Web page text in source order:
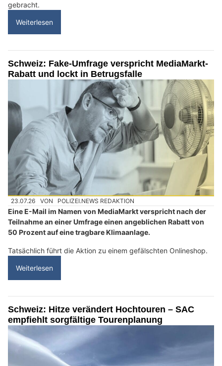
gebracht.
Weiterlesen
Schweiz: Fake-Umfrage verspricht MediaMarkt-
Rabatt und lockt in Betrugsfalle
23.07.26 VON POLIZEI.NEWS REDAKTION
Eine E-Mail im Namen von MediaMarkt verspricht nach der
Teilnahme an einer Umfrage einen angeblichen Rabatt von
50 Prozent auf eine tragbare Klimaanlage.
Tatsächlich führt die Aktion zu einem gefälschten Onlineshop.
Weiterlesen
Schweiz: Hitze verändert Hochtouren – SAC
empfiehlt sorgfältige Tourenplanung